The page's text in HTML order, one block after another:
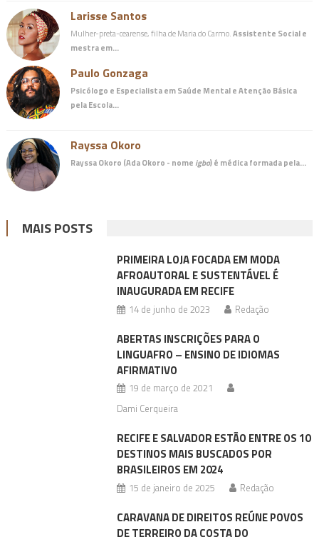
Larisse Santos
Mulher-preta-cearense, filha de Maria do Carmo.Assistente Social e
mestra em…
Paulo Gonzaga
Psicólogo e Especialista em Saúde Mental e Atenção Básica
pela Escola…
Rayssa Okoro
Rayssa Okoro (Ada Okoro - nome igbo) é médicaformada pela…
MAIS POSTS
PRIMEIRA LOJA FOCADA EM MODA
AFROAUTORAL E SUSTENTÁVEL É
INAUGURADA EM RECIFE
14 de junho de 2023 Redação
ABERTAS INSCRIÇÕES PARA O
LINGUAFRO – ENSINO DE IDIOMAS
AFIRMATIVO
19 de março de 2021
Dami Cerqueira
RECIFE E SALVADOR ESTÃO ENTRE OS 10
DESTINOS MAIS BUSCADOS POR
BRASILEIROS EM 2024
15 de janeiro de 2025 Redação
CARAVANA DE DIREITOS REÚNE POVOS
DE TERREIRO DA COSTA DO